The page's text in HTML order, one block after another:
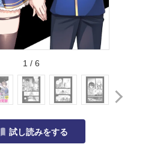
1 / 6
試し読みをする